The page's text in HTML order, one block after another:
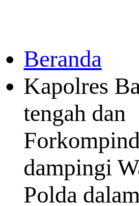
Beranda
Kapolres
tengah dan
dampingi
Polda dalam